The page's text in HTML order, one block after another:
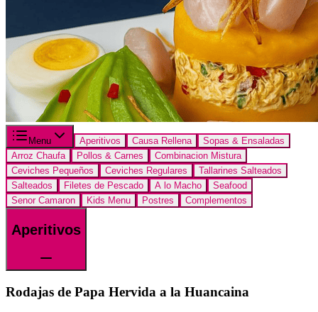
Menu Aperitivos Causa Rellena
Sopas & Ensaladas
Arroz Chaufa
Pollos & Carnes
Combinacion Mistura
Ceviches Pequeños
Ceviches Regulares
Tallarines Salteados
Salteados
Filetes de Pescado A lo Macho
Seafood
Senor Camaron
Kids Menu Postres Complementos
Aperitivos
Rodajas de Papa Hervida a la Huancaina